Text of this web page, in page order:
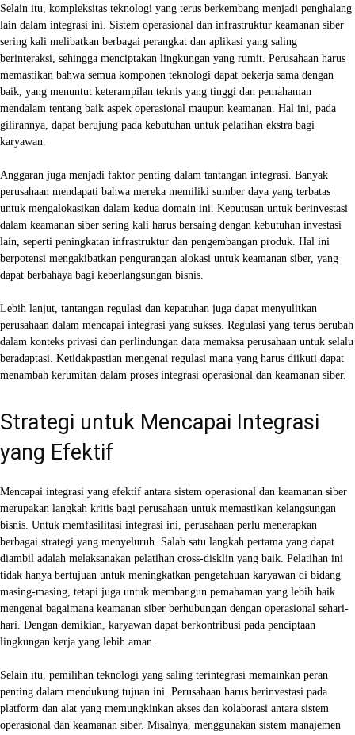
Selain itu, kompleksitas teknologi yang terus berkembang menjadi penghalang
lain dalam integrasi ini. Sistem operasional dan infrastruktur keamanan siber
sering kali melibatkan berbagai perangkat dan aplikasi yang saling
berinteraksi, sehingga menciptakan lingkungan yang rumit. Perusahaan harus
memastikan bahwa semua komponen teknologi dapat bekerja sama dengan
baik, yang menuntut keterampilan teknis yang tinggi dan pemahaman
mendalam tentang baik aspek operasional maupun keamanan. Hal ini, pada
gilirannya, dapat berujung pada kebutuhan untuk pelatihan ekstra bagi
karyawan.
Anggaran juga menjadi faktor penting dalam tantangan integrasi. Banyak
perusahaan mendapati bahwa mereka memiliki sumber daya yang terbatas
untuk mengalokasikan dalam kedua domain ini. Keputusan untuk berinvestasi
dalam keamanan siber sering kali harus bersaing dengan kebutuhan investasi
lain, seperti peningkatan infrastruktur dan pengembangan produk. Hal ini
berpotensi mengakibatkan pengurangan alokasi untuk keamanan siber, yang
dapat berbahaya bagi keberlangsungan bisnis.
Lebih lanjut, tantangan regulasi dan kepatuhan juga dapat menyulitkan
perusahaan dalam mencapai integrasi yang sukses. Regulasi yang terus berubah
dalam konteks privasi dan perlindungan data memaksa perusahaan untuk selalu
beradaptasi. Ketidakpastian mengenai regulasi mana yang harus diikuti dapat
menambah kerumitan dalam proses integrasi operasional dan keamanan siber.
Strategi untuk Mencapai Integrasi
yang Efektif
Mencapai integrasi yang efektif antara sistem operasional dan keamanan siber
merupakan langkah kritis bagi perusahaan untuk memastikan kelangsungan
bisnis. Untuk memfasilitasi integrasi ini, perusahaan perlu menerapkan
berbagai strategi yang menyeluruh. Salah satu langkah pertama yang dapat
diambil adalah melaksanakan pelatihan cross-disklin yang baik. Pelatihan ini
tidak hanya bertujuan untuk meningkatkan pengetahuan karyawan di bidang
masing-masing, tetapi juga untuk membangun pemahaman yang lebih baik
mengenai bagaimana keamanan siber berhubungan dengan operasional sehari-
hari. Dengan demikian, karyawan dapat berkontribusi pada penciptaan
lingkungan kerja yang lebih aman.
Selain itu, pemilihan teknologi yang saling terintegrasi memainkan peran
penting dalam mendukung tujuan ini. Perusahaan harus berinvestasi pada
platform dan alat yang memungkinkan akses dan kolaborasi antara sistem
operasional dan keamanan siber. Misalnya, menggunakan sistem manajemen